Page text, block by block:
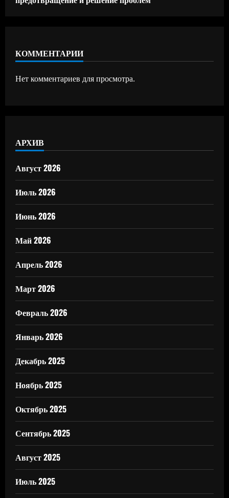
КОММЕНТАРИИ
Нет комментариев для просмотра.
АРХИВ
Август 2026
Июль 2026
Июнь 2026
Май 2026
Апрель 2026
Март 2026
Февраль 2026
Январь 2026
Декабрь 2025
Ноябрь 2025
Октябрь 2025
Сентябрь 2025
Август 2025
Июль 2025